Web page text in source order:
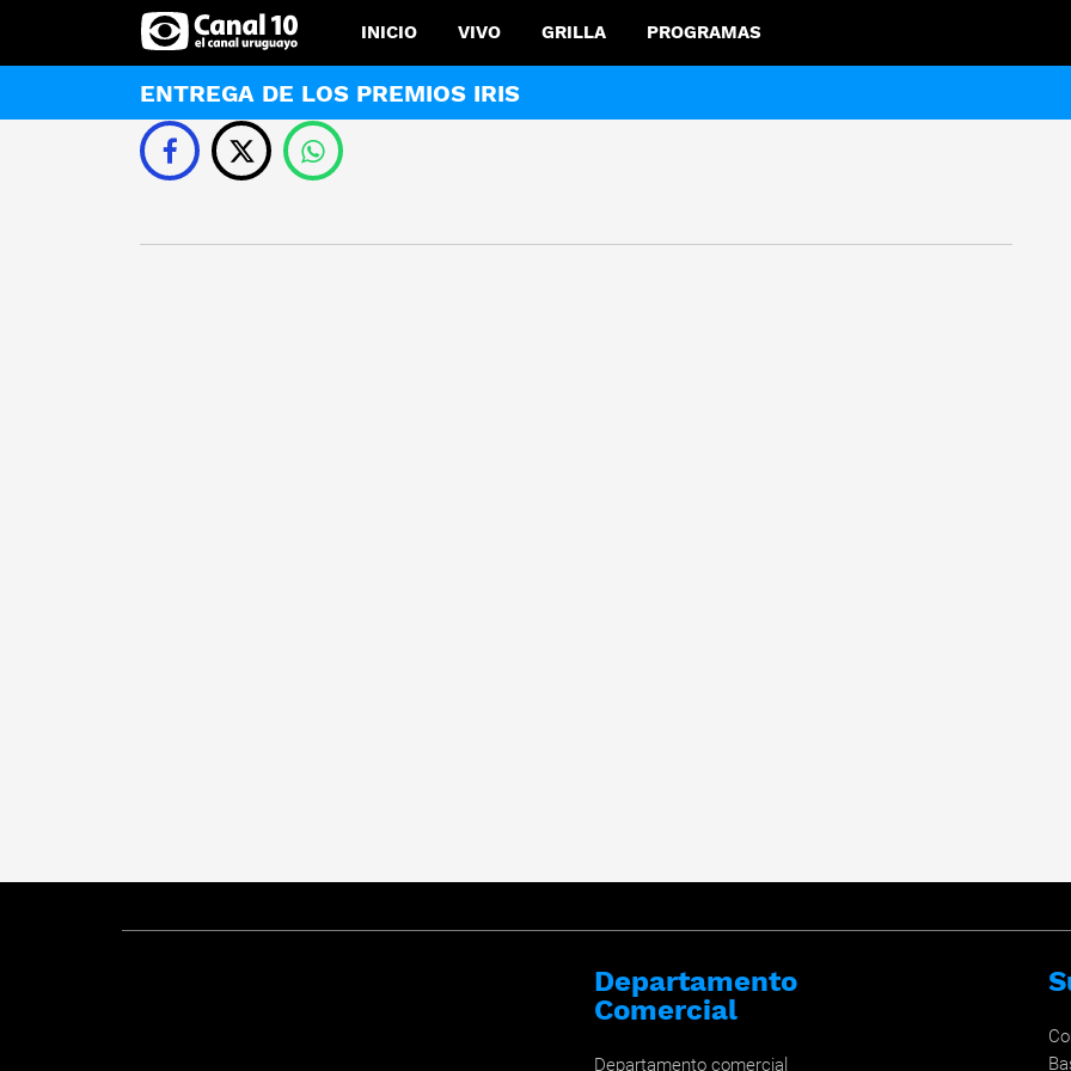
INICIO VIVO GRILLA PROGRAMAS
ENTREGA DE LOS PREMIOS IRIS
Departamento
Comercial
Departamento comercial